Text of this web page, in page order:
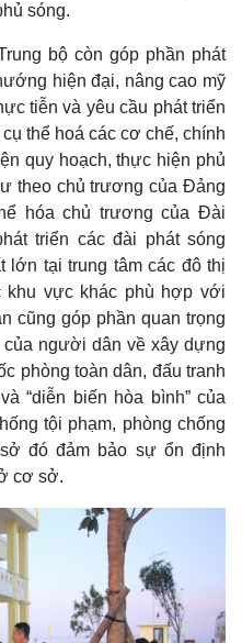
Công nghệ
Sành điệu
Tin Công nghệ
Trải nghiệm
Chuyển đổi số
sóng.
bộ còn góp phần phát
hiện đại, nâng cao mỹ
tiễn và yêu cầu phát triển
thể hoá các cơ chế, chính
quy hoạch, thực hiện phủ
theo chủ trương của Đảng
hóa chủ trương của Đài
triển các đài phát sóng
lớn tại trung tâm các đô thị
khu vực khác phù hợp với
cũng góp phần quan trọng
người dân về xây dựng
phòng toàn dân, đấu tranh
“diễn biến hòa bình” của
tội phạm, phòng chống
đó đảm bảo sự ổn định
cơ sở.